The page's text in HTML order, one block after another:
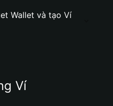
Wallet và tạo Ví
Ví